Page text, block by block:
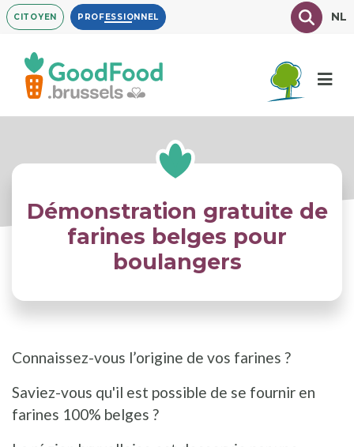
Aller
au
contenu
principal
CITOYEN PROFESSIONNEL TexteNL
Démonstration gratuite de
farines belges pour
boulangers
Connaissez-vous l’origine de vos farines ?
Saviez-vous qu'il est possible de se fournir en
farines 100% belges ?